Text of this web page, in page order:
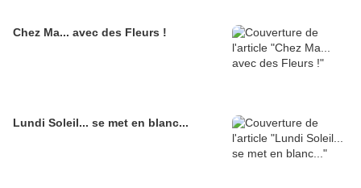
Chez Ma... avec des Fleurs !
Lundi Soleil... se met en blanc...